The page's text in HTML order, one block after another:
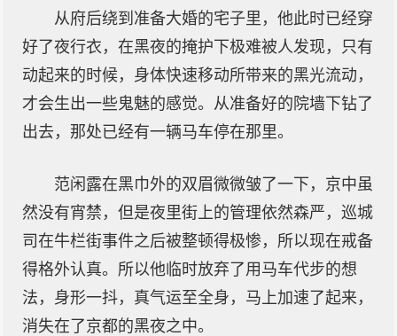
从府后绕到准备大婚的宅子里，他此时已经穿
好了夜行衣，在黑夜的掩护下极难被人发现，只有
动起来的时候，身体快速移动所带来的黑光流动，
才会生出一些鬼魅的感觉。从准备好的院墙下钻了
出去，那处已经有一辆马车停在那里。
范闲露在黑巾外的双眉微微皱了一下，京中虽
然没有宵禁，但是夜里街上的管理依然森严，巡城
司在牛栏街事件之后被整顿得极惨，所以现在戒备
得格外认真。所以他临时放弃了用马车代步的想
法，身形一抖，真气运至全身，马上加速了起来，
消失在了京都的黑夜之中。